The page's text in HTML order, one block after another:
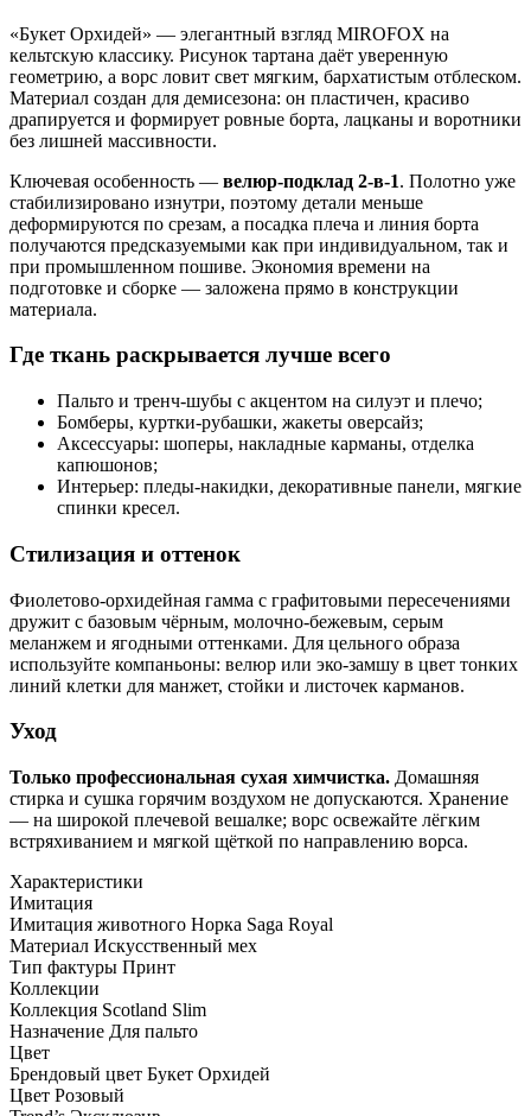
«Букет Орхидей» — элегантный взгляд MIROFOX на
кельтскую классику. Рисунок тартана даёт уверенную
геометрию, а ворс ловит свет мягким, бархатистым отблеском.
Материал создан для демисезона: он пластичен, красиво
драпируется и формирует ровные борта, лацканы и воротники
без лишней массивности.
Ключевая особенность — велюр-подклад 2-в-1. Полотно уже
стабилизировано изнутри, поэтому детали меньше
деформируются по срезам, а посадка плеча и линия борта
получаются предсказуемыми как при индивидуальном, так и
при промышленном пошиве. Экономия времени на
подготовке и сборке — заложена прямо в конструкции
материала.
Где ткань раскрывается лучше всего
Пальто и тренч-шубы с акцентом на силуэт и плечо;
Бомберы, куртки-рубашки, жакеты оверсайз;
Аксессуары: шоперы, накладные карманы, отделка
капюшонов;
Интерьер: пледы-накидки, декоративные панели, мягкие
спинки кресел.
Стилизация и оттенок
Фиолетово-орхидейная гамма с графитовыми пересечениями
дружит с базовым чёрным, молочно-бежевым, серым
меланжем и ягодными оттенками. Для цельного образа
используйте компаньоны: велюр или эко-замшу в цвет тонких
линий клетки для манжет, стойки и листочек карманов.
Уход
Только профессиональная сухая химчистка. Домашняя
стирка и сушка горячим воздухом не допускаются. Хранение
— на широкой плечевой вешалке; ворс освежайте лёгким
встряхиванием и мягкой щёткой по направлению ворса.
Характеристики
Имитация
Имитация животного Норка Saga Royal
Материал Искусственный мех
Тип фактуры Принт
Коллекции
Коллекция Scotland Slim
Назначение Для пальто
Цвет
Брендовый цвет Букет Орхидей
Цвет Розовый